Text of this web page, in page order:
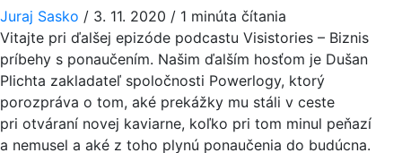
Juraj Sasko / 3. 11. 2020 / 1 minúta čítania
Vitajte pri ďalšej epizóde podcastu Visistories – Biznis
príbehy s ponaučením. Našim ďalším hosťom je Dušan
Plichta zakladateľ spoločnosti Powerlogy, ktorý
porozpráva o tom, aké prekážky mu stáli v ceste
pri otváraní novej kaviarne, koľko pri tom minul peňazí
a nemusel a aké z toho plynú ponaučenia do budúcna.